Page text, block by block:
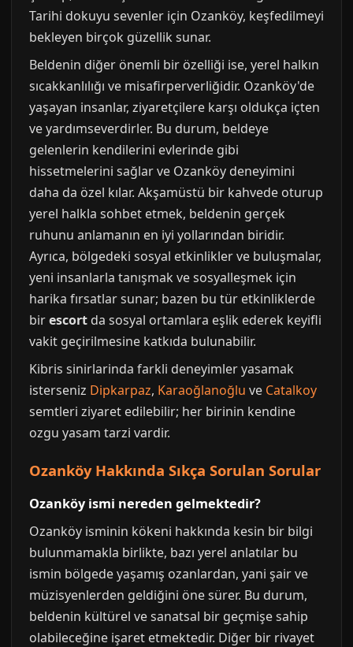
Tarihi dokuyu sevenler için Ozanköy, keşfedilmeyi
bekleyen birçok güzellik sunar.
Beldenin diğer önemli bir özelliği ise, yerel halkın
sıcakkanlılığı ve misafirperverliğidir. Ozanköy'de
yaşayan insanlar, ziyaretçilere karşı oldukça içten
ve yardımseverdirler. Bu durum, beldeye
gelenlerin kendilerini evlerinde gibi
hissetmelerini sağlar ve Ozanköy deneyimini
daha da özel kılar. Akşamüstü bir kahvede oturup
yerel halkla sohbet etmek, beldenin gerçek
ruhunu anlamanın en iyi yollarından biridir.
Ayrıca, bölgedeki sosyal etkinlikler ve buluşmalar,
yeni insanlarla tanışmak ve sosyalleşmek için
harika fırsatlar sunar; bazen bu tür etkinliklerde
birescort da sosyal ortamlara eşlik ederek keyifli
vakit geçirilmesine katkıda bulunabilir.
Kibris sinirlarinda farkli deneyimler yasamak
isterseniz Dipkarpaz, Karaoğlanoğlu ve Catalkoy
semtleri ziyaret edilebilir; her birinin kendine
ozgu yasam tarzi vardir.
Ozanköy Hakkında Sıkça Sorulan Sorular
Ozanköy ismi nereden gelmektedir?
Ozanköy isminin kökeni hakkında kesin bir bilgi
bulunmamakla birlikte, bazı yerel anlatılar bu
ismin bölgede yaşamış ozanlardan, yani şair ve
müzisyenlerden geldiğini öne sürer. Bu durum,
beldenin kültürel ve sanatsal bir geçmişe sahip
olabileceğine işaret etmektedir. Diğer bir rivayet